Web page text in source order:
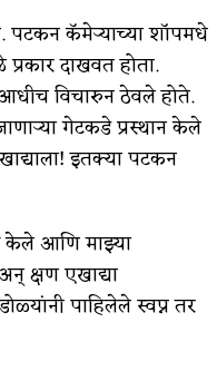
पटकन कॅमेऱ्याच्या शॉपमधे
दाखवत होता.
विचारुन ठेवले होते.
गेटकडे प्रस्थान केले
इतक्या पटकन
केले आणि माझ्या
क्षण एखाद्या
पाहिलेले स्वप्न तर